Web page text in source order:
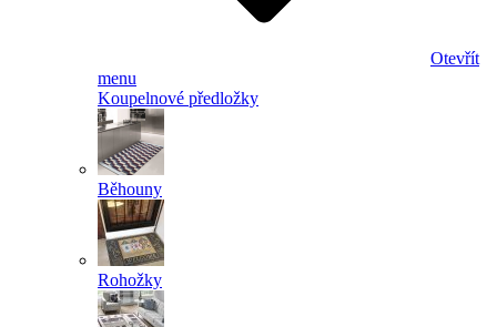
Otevřít
menu
Koupelnové předložky
Běhouny
Rohožky